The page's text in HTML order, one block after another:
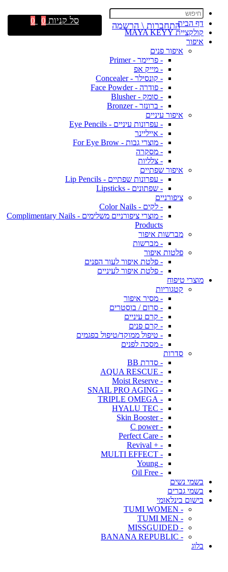
דף הבית
קולקציית MAYA KEYY
איפור
איפור פנים
- פריימר - Primer
- מייק אפ
- קונסילר - Concealer
- פודרה - Face Powder
- סומק - Blusher
- ברונזר - Bronzer
איפור עיניים
- עפרונות עיניים - Eye Pencils
- אייליינר
- מוצרי גבות - For Eye Brow
- מסקרה
- צלליות
איפור שפתיים
- עפרונות שפתיים - Lip Pencils
- שפתונים - Lipsticks
ציפורניים
- לקים - Color Nails
- מוצרי ציפורניים משלימים - Complimentary Nails
Products
מברשות איפור
- מברשות
פלטות איפור
- פלטת איפור לעור הפנים
- פלטת איפור לעיניים
מוצרי טיפוח
קטגוריות
- מסיר איפור
- סרום / בוסטרים
- קרם עיניים
- קרם פנים
- טיפול ממוקד/טיפול בפגמים
- מסכה לפנים
סדרות
- סדרת BB
- AQUA RESCUE
- Moist Reserve
- SNAIL PRO AGING
- TRIPLE OMEGA
- HYALU TEC
- Skin Booster
- C power
- Perfect Care
- + Revival
- MULTI EFFECT
- Young
- Oil Free
בשמי נשים
בשמי גברים
בישום בינלאומי
- TUMI WOMEN
- TUMI MEN
- MISSGUIDED
- BANANA REPUBLIC
בלוג
התחברות \ הרשמה סל קניות 0
0